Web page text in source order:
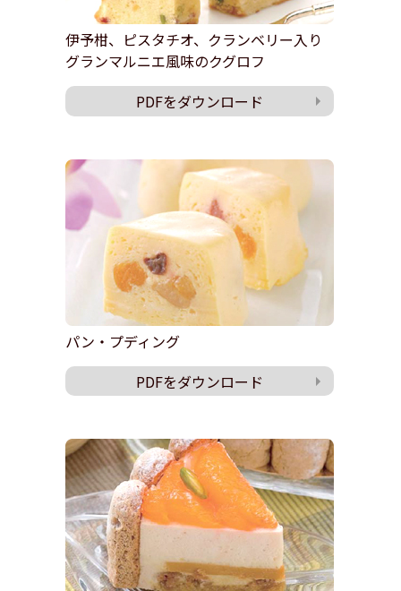
伊予柑、ピスタチオ、クランベリー入り
グランマルニエ風味のクグロフ
PDFをダウンロード
パン・プディング
PDFをダウンロード